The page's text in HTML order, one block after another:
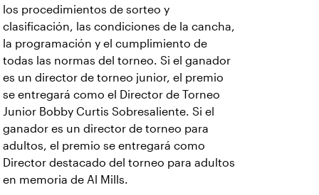
los procedimientos de sorteo y
clasificación, las condiciones de la cancha,
la programación y el cumplimiento de
todas las normas del torneo. Si el ganador
es un director de torneo junior, el premio
se entregará como el Director de Torneo
Junior Bobby Curtis Sobresaliente. Si el
ganador es un director de torneo para
adultos, el premio se entregará como
Director destacado del torneo para adultos
en memoria de Al Mills.